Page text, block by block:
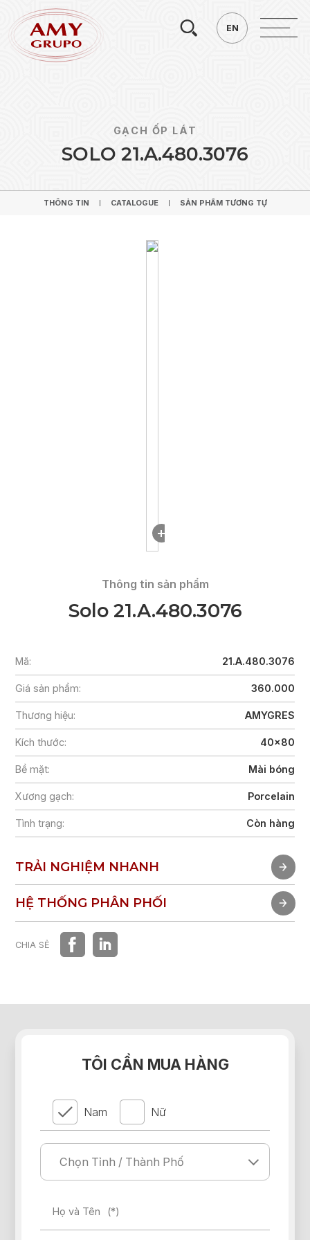
EN
GẠCH ỐP LÁT
SOLO 21.A.480.3076
THÔNG TIN CATALOGUE SẢN PHẨM TƯƠNG TỰ
Thông tin sản phẩm
Solo 21.A.480.3076
Mã: 21.A.480.3076
Giá sản phẩm: 360.000
Thương hiệu: AMYGRES
Kích thước: 40x80
Bề mặt: Mài bóng
Xương gạch: Porcelain
Tình trạng: Còn hàng
TRẢI NGHIỆM NHANH
TRẢI NGHIỆM NHANH
HỆ THỐNG PHÂN PHỐI
HỆ THỐNG PHÂN PHỐI
CHIA SẺ
TÔI CẦN MUA HÀNG
Nam Nữ
Họ và Tên (*)
Tìm